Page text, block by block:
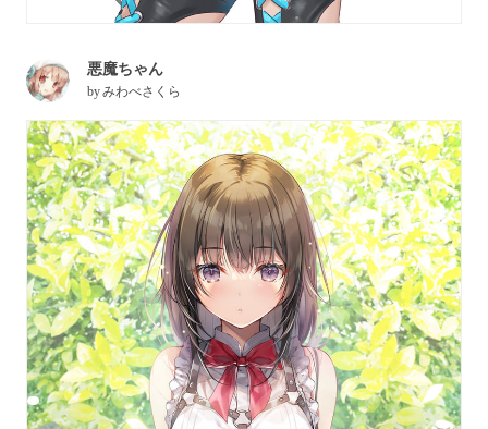
悪魔ちゃん
byみわべさくら